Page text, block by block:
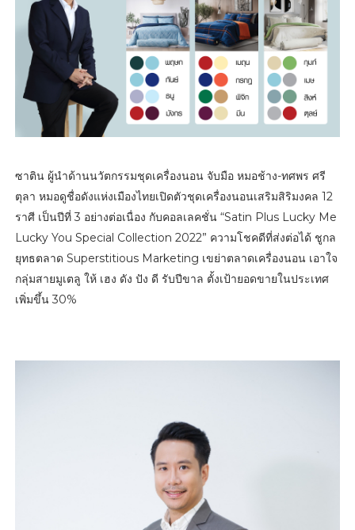
ซาติน ผู้นำด้านนวัตกรรมชุดเครื่องนอน จับมือ หมอช้าง-ทศพร ศรี
ตุลา หมอดูชื่อดังแห่งเมืองไทยเปิดตัวชุดเครื่องนอนเสริมสิริมงคล 12
ราศี เป็นปีที่ 3 อย่างต่อเนื่อง กับคอลเลคชั่น “Satin Plus Lucky Me
Lucky You Special Collection 2022” ความโชคดีที่ส่งต่อได้ ชูกล
ยุทธตลาด Superstitious Marketing เขย่าตลาดเครื่องนอน เอาใจ
กลุ่มสายมูเตลู ให้ เฮง ดัง ปัง ดี รับปีขาล ตั้งเป้ายอดขายในประเทศ
เพิ่มขึ้น 30%